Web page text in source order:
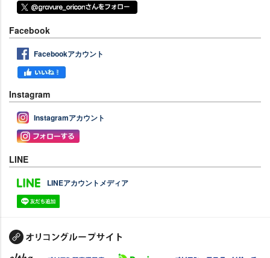
Facebook
Facebookアカウント
Instagram
Instagramアカウント
LINE
LINEアカウントメディア